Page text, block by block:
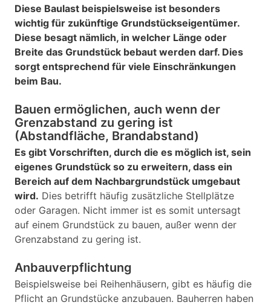
Diese Baulast beispielsweise ist besonders
wichtig für zukünftige Grundstückseigentümer.
Diese besagt nämlich, in welcher Länge oder
Breite das Grundstück bebaut werden darf. Dies
sorgt entsprechend für viele Einschränkungen
beim Bau.
Bauen ermöglichen, auch wenn der
Grenzabstand zu gering ist
(Abstandfläche, Brandabstand)
Es gibt Vorschriften, durch die es möglich ist, sein
eigenes Grundstück so zu erweitern, dass ein
Bereich auf dem Nachbargrundstück umgebaut
wird. Dies betrifft häufig zusätzliche Stellplätze
oder Garagen. Nicht immer ist es somit untersagt
auf einem Grundstück zu bauen, außer wenn der
Grenzabstand zu gering ist.
Anbauverpflichtung
Beispielsweise bei Reihenhäusern, gibt es häufig die
Pflicht an Grundstücke anzubauen. Bauherren haben